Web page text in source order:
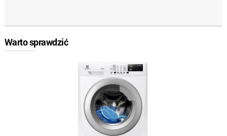
Warto sprawdzić